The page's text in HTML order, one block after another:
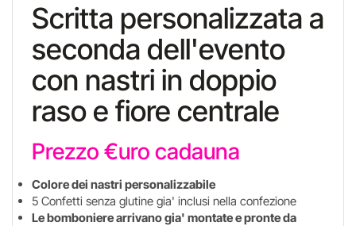
Scritta personalizzata a
seconda dell'evento
con nastri in doppio
raso e fiore centrale
Prezzo €uro cadauna
Colore dei nastri personalizzabile
5 Confetti senza glutine gia' inclusi nella confezione
Le bomboniere arrivano gia' montate e pronte da